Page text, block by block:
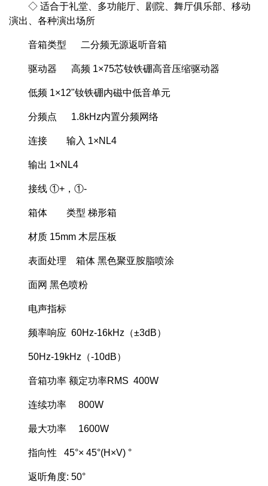
◇ 适合于礼堂、多功能厅、剧院、舞厅俱乐部、移动
演出、各种演出场所
音箱类型 二分频无源返听音箱
驱动器 高频 1×75芯钕铁硼高音压缩驱动器
低频 1×12"钕铁硼内磁中低音单元
分频点 1.8kHz内置分频网络
连接 输入 1×NL4
输出 1×NL4
接线 ①+，①-
箱体 类型 梯形箱
材质 15mm 木层压板
表面处理 箱体 黑色聚亚胺脂喷涂
面网 黑色喷粉
电声指标
频率响应 60Hz-16kHz（±3dB）
50Hz-19kHz（-10dB）
音箱功率 额定功率RMS 400W
连续功率 800W
最大功率 1600W
指向性 45°× 45°(H×V) °
返听角度: 50°